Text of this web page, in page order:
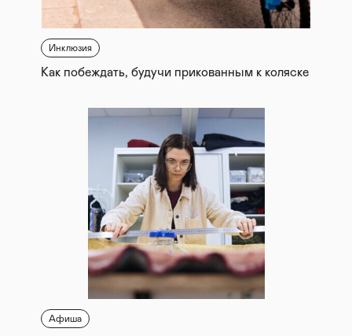
Инклюзия
Как побеждать, будучи прикованным к коляске
Афиша